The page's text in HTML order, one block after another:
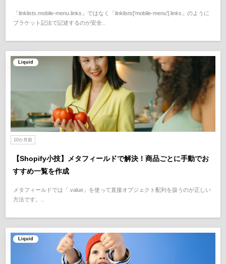
「linklists.mobile-menu.links」ではなく「linklists['mobile-menu'].links」のように
ブラケット記法で記述するのが安全..
Liquid
10か月前
【Shopify小技】メタフィールドで解決！商品ごとに手動でお
すすめ一覧を作成
メタフィールドでは「.value」を使って直接オブジェクト配列を扱うのが正しい
方法です。..
Liquid